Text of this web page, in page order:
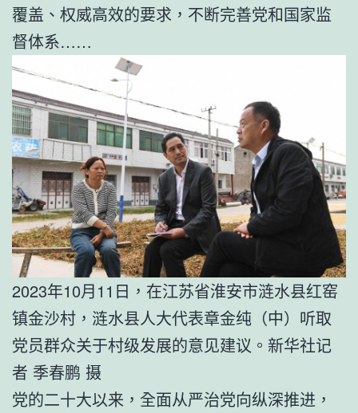
覆盖、权威高效的要求，不断完善党和国家监
督体系……
2023年10月11日，在江苏省淮安市涟水县红窑
镇金沙村，涟水县人大代表章金纯（中）听取
党员群众关于村级发展的意见建议。新华社记
者 季春鹏 摄
党的二十大以来，全面从严治党向纵深推进，